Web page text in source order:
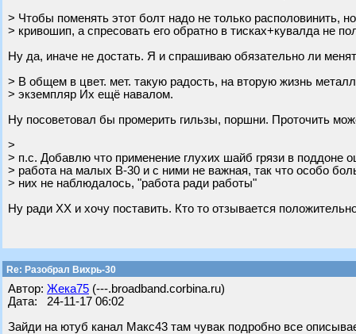
> Чтобы поменять этот болт надо не только располовинить,
> кривошип, а спресовать его обратно в тисках+кувалда не
Ну да, иначе не достать. Я и спрашиваю обязательно ли
> В общем в цвет. мет. такую радость, на вторую жизнь
> экземпляр Их ещё навалом.
Ну посоветовал бы промерить гильзы, поршни. Проточить
>
> п.с. Добавлю что применение глухих шайб грязи в поддоне
> работа на малых В-30 и с ними не важная, так что особо
> них не наблюдалось, "работа ради работы"
Ну ради ХХ и хочу поставить. Кто то отзывается
Re: Разобрал Вихрь-30
Автор: Жека75 (---.broadband.corbina.ru)
Дата: 24-11-17 06:02
Зайди на ютуб канал Макс43 там чувак подробно все